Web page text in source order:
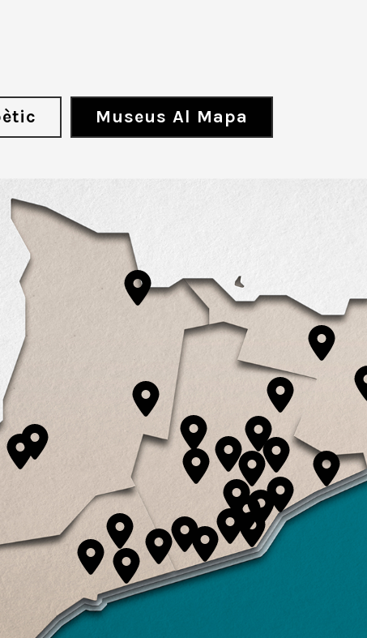
Museus Al Mapa